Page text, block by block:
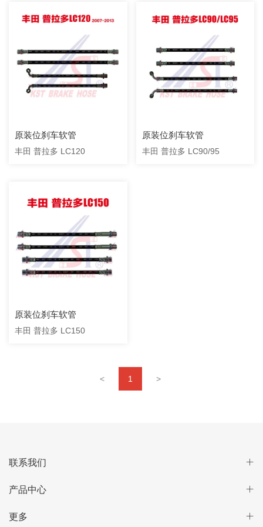
原装位刹车软管
丰田 普拉多 LC120
原装位刹车软管
丰田 普拉多 LC90/95
原装位刹车软管
丰田 普拉多 LC150
< 1 >
联系我们
产品中心
更多